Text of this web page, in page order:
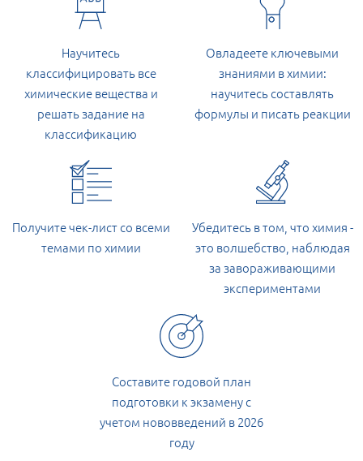
Научитесь
классифицировать все
химические вещества и
решать задание на
классификацию
Овладеете ключевыми
знаниями в химии:
научитесь составлять
формулы и писать реакции
Получите чек-лист со всеми
темами по химии
Убедитесь в том, что химия -
это волшебство, наблюдая
за завораживающими
экспериментами
Составите годовой план
подготовки к экзамену с
учетом нововведений в 2026
году